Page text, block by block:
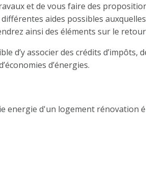
et de vous faire des
aides possibles
ainsi des éléments sur le
d’y associer des crédits
d’énergies.